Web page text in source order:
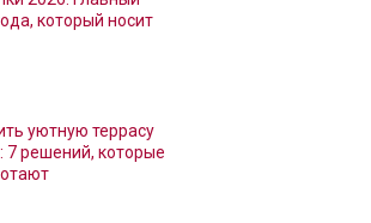
который носит
уютную террасу
7 решений, которые